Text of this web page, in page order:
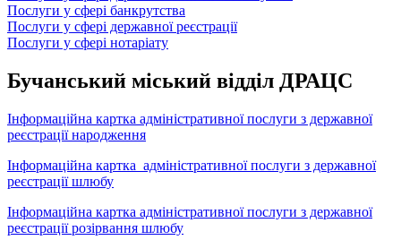
Послуги у сфері банкрутства
Послуги у сфері державної реєстрації
Послуги у сфері нотаріату
Бучанський міський відділ ДРАЦС
Інформаційна картка адміністративної послуги з державної
реєстрації народження
Інформаційна картка адміністративної послуги з державної
реєстрації шлюбу
Інформаційна картка адміністративної послуги з державної
реєстрації розірвання шлюбу